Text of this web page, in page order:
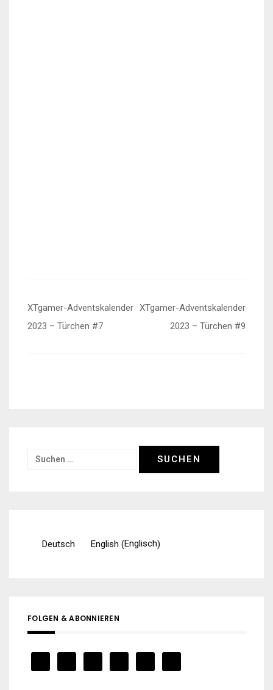
Beitragsnavigation
XTgamer-Adventskalender
2023 – Türchen #7
XTgamer-Adventskalender
2023 – Türchen #9
Suchen
Deutsch English (Englisch)
FOLGEN & ABONNIEREN